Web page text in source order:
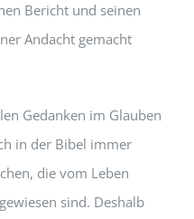
Bericht und seinen
Andacht gemacht
Gedanken im Glauben
in der Bibel immer
die vom Leben
sind. Deshalb